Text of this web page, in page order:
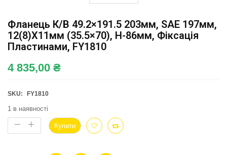
Фланець К/в 49.2×191.5 203мм, SAE 197мм,
12(8)x11мм (35.5×70), H-86мм, Фіксація
Пластинами, FY1810
4 835,00 ₴
SKU: FY1810
1 в наявності
Купити